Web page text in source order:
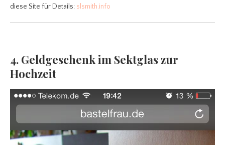
diese Site für Details: slsmith.info
4. Geldgeschenk im Sektglas zur
Hochzeit